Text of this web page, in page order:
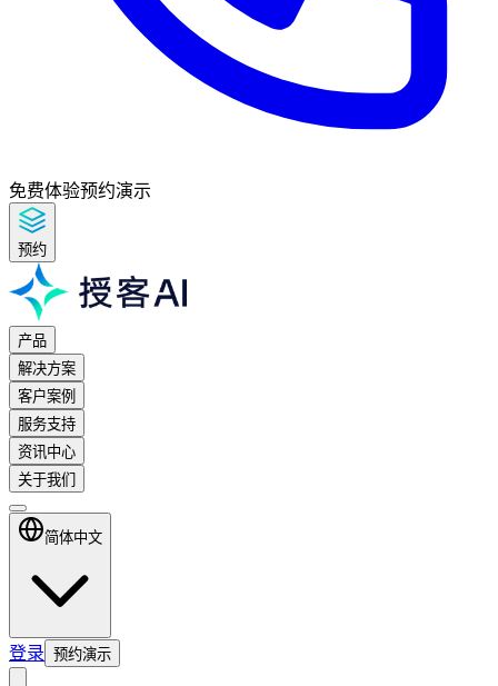
免费体验预约演示
预约
产品
解决方案
客户案例
服务支持
资讯中心
关于我们
简体中文
登录 预约演示